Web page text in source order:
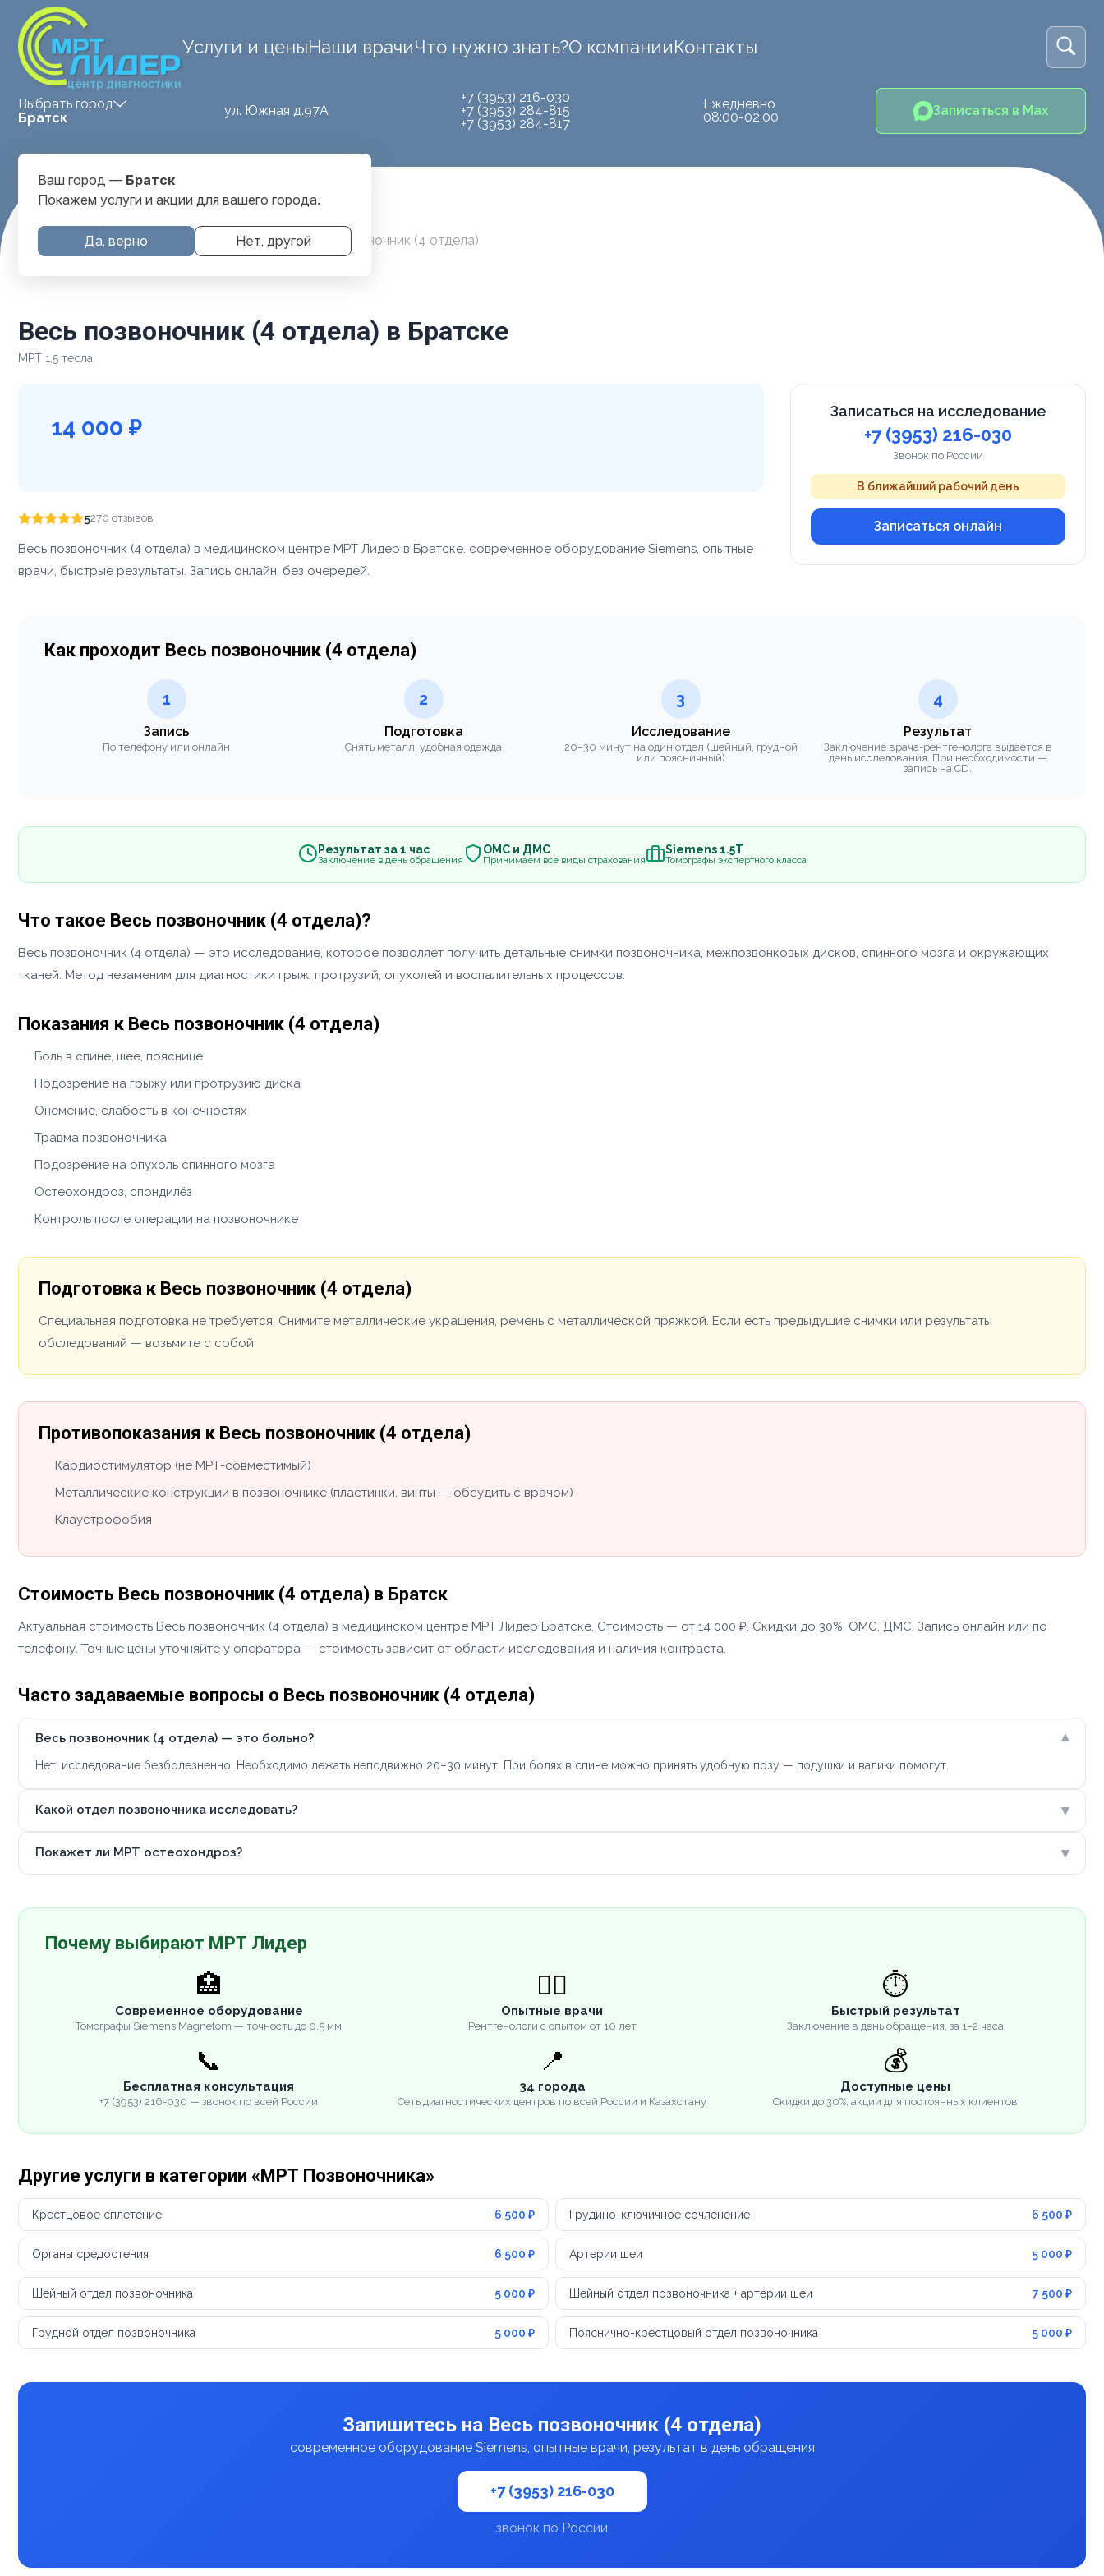
центр диагностики
Услуги и ценыНаши врачиЧто нужно знать?О компанииКонтакты
Выбрать город
Братск
ул. Южная д.97А
+7 (3953) 216-030
+7 (3953) 284-815
+7 (3953) 284-817
Ежедневно
08:00-02:00
Записаться в Max
Ваш город — Братск
Покажем услуги и акции для вашего города.
Да, верно Нет, другой
Услуги и цены МРТ Позвоночника Весь позвоночник (4 отдела)
Весь позвоночник (4 отдела) в Братске
МРТ 1.5 тесла
14 000 ₽
5270 отзывов
Весь позвоночник (4 отдела) в медицинском центре МРТ Лидер в Братске. современное оборудование Siemens, опытные
врачи, быстрые результаты. Запись онлайн, без очередей.
Записаться на исследование
+7 (3953) 216-030
Звонок по России
В ближайший рабочий день
Записаться онлайн
Как проходит Весь позвоночник (4 отдела)
1
Запись
По телефону или онлайн
2
Подготовка
Снять металл, удобная одежда
3
Исследование
20–30 минут на один отдел (шейный, грудной
или поясничный)
4
Результат
Заключение врача-рентгенолога выдается в
день исследования. При необходимости —
запись на CD.
Результат за 1 час
Заключение в день обращения
ОМС и ДМС
Принимаем все виды страхования
Siemens 1.5Т
Томографы экспертного класса
Что такое Весь позвоночник (4 отдела)?
Весь позвоночник (4 отдела) — это исследование, которое позволяет получить детальные снимки позвоночника, межпозвонковых дисков, спинного мозга и окружающих
тканей. Метод незаменим для диагностики грыж, протрузий, опухолей и воспалительных процессов.
Показания к Весь позвоночник (4 отдела)
Боль в спине, шее, пояснице
Подозрение на грыжу или протрузию диска
Онемение, слабость в конечностях
Травма позвоночника
Подозрение на опухоль спинного мозга
Остеохондроз, спондилёз
Контроль после операции на позвоночнике
Подготовка к Весь позвоночник (4 отдела)
Специальная подготовка не требуется. Снимите металлические украшения, ремень с металлической пряжкой. Если есть предыдущие снимки или результаты
обследований — возьмите с собой.
Противопоказания к Весь позвоночник (4 отдела)
Кардиостимулятор (не МРТ-совместимый)
Металлические конструкции в позвоночнике (пластинки, винты — обсудить с врачом)
Клаустрофобия
Стоимость Весь позвоночник (4 отдела) в Братск
Актуальная стоимость Весь позвоночник (4 отдела) в медицинском центре МРТ Лидер Братске. Стоимость — от 14 000 ₽. Скидки до 30%, ОМС, ДМС. Запись онлайн или по
телефону. Точные цены уточняйте у оператора — стоимость зависит от области исследования и наличия контраста.
Часто задаваемые вопросы о Весь позвоночник (4 отдела)
Весь позвоночник (4 отдела) — это больно? ▾
Нет, исследование безболезненно. Необходимо лежать неподвижно 20–30 минут. При болях в спине можно принять удобную позу — подушки и валики помогут.
Какой отдел позвоночника исследовать? ▾
Покажет ли МРТ остеохондроз? ▾
Почему выбирают МРТ Лидер
🏥
Современное оборудование
Томографы Siemens Magnetom — точность до 0.5 мм
👨‍⚕️
Опытные врачи
Рентгенологи с опытом от 10 лет
⏱️
Быстрый результат
Заключение в день обращения, за 1–2 часа
📞
Бесплатная консультация
+7 (3953) 216-030 — звонок по всей России
📍
34 города
Сеть диагностических центров по всей России и Казахстану
💰
Доступные цены
Скидки до 30%, акции для постоянных клиентов
Другие услуги в категории «МРТ Позвоночника»
Крестцовое сплетение 6 500 ₽ Грудино-ключичное сочленение 6 500 ₽
Органы средостения 6 500 ₽ Артерии шеи 5 000 ₽
Шейный отдел позвоночника 5 000 ₽ Шейный отдел позвоночника + артерии шеи 7 500 ₽
Грудной отдел позвоночника 5 000 ₽ Пояснично-крестцовый отдел позвоночника 5 000 ₽
Запишитесь на Весь позвоночник (4 отдела)
современное оборудование Siemens, опытные врачи, результат в день обращения
+7 (3953) 216-030
звонок по России